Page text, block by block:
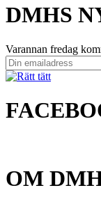
DMHS
Varannan fredag
OM